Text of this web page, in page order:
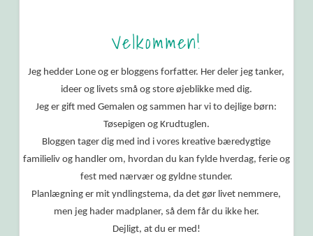
Velkommen!
Jeg hedder Lone og er bloggens forfatter. Her deler jeg tanker,
ideer og livets små og store øjeblikke med dig.
Jeg er gift med Gemalen og sammen har vi to dejlige børn:
Tøsepigen og Krudtuglen.
Bloggen tager dig med ind i vores kreative bæredygtige
familieliv og handler om, hvordan du kan fylde hverdag, ferie og
fest med nærvær og gyldne stunder.
Planlægning er mit yndlingstema, da det gør livet nemmere,
men jeg hader madplaner, så dem får du ikke her.
Dejligt, at du er med!